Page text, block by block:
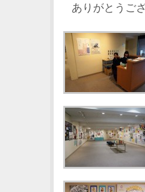
ありがとうご